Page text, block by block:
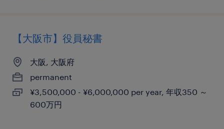
【大阪市】役員秘書
大阪, 大阪府
permanent
¥3,500,000 - ¥6,000,000 per year, 年収350 ～
600万円